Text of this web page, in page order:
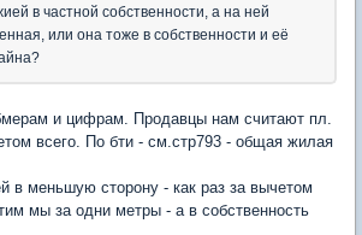
в частной собственности, а на ней
или она тоже в собственности и её
и цифрам. Продавцы нам считают пл.
всего. По бти - см.стр793 - общая жилая
в меньшую сторону - как раз за вычетом
мы за одни метры - а в собственность